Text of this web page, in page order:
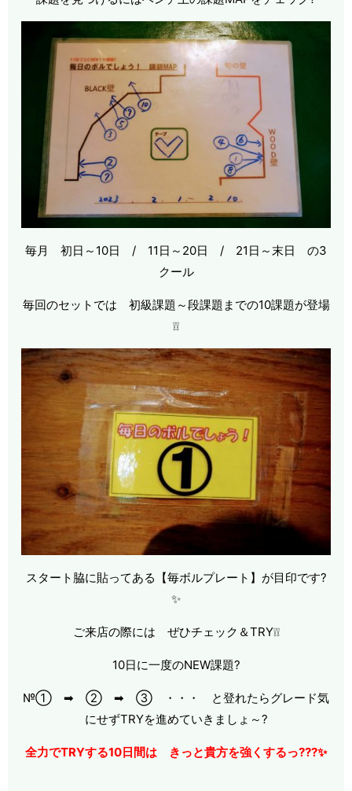
毎月 初日～10日 / 11日～20日 / 21日～末日 の3
クール
毎回のセットでは 初級課題～段課題までの10課題が登場
❕❕
スタート脇に貼ってある【毎ボルプレート】が目印です?
✨
ご来店の際には ぜひチェック＆TRY❕❕
10日に一度のNEW課題?
№① ➡ ② ➡ ③ ・・・ と登れたらグレード気
にせずTRYを進めていきましょ～?
全力でTRYする10日間は きっと貴方を強くするっ???✨